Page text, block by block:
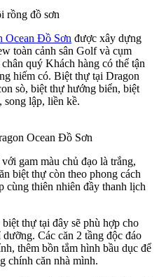
rồng đồ sơn
Ocean Đồ Sơn được xây dựng
toàn cảnh sân Golf và cụm
quý Khách hàng có thể tận
hiếm có. Biệt thự tại Dragon
sò, biệt thự hướng biển, biệt
lập, liền kề.
Ocean Đồ Sơn
gam màu chủ đạo là trắng,
biệt thự còn theo phong cách
cùng thiên nhiên đầy thanh lịch
thự tại đây sẽ phù hợp cho
Các căn 2 tầng độc đáo
thêm bồn tắm hình bầu dục để
chính căn nhà mình.